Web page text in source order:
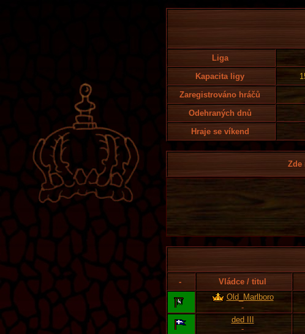
Liga
Kapacita ligy
Zaregistrováno hráčů
Odehraných dnů
Hraje se víkend
Zde
- Vládce / titul
Old_Marlboro
-
ded III
-